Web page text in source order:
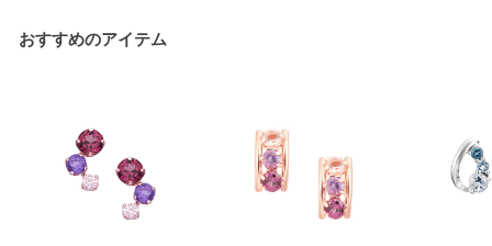
おすすめのアイテム